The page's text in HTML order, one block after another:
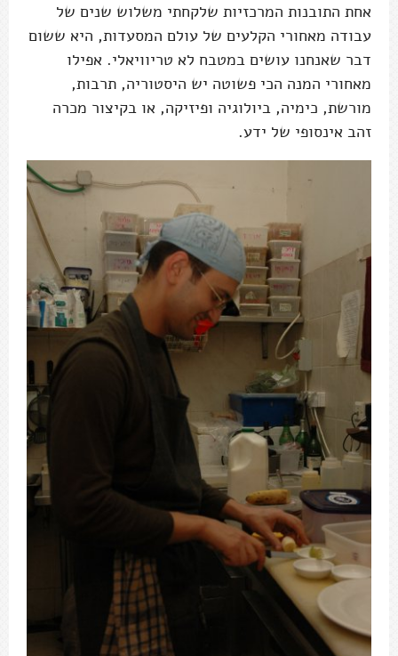
אחת התובנות המרכזיות שלקחתי משלוש שנים של
עבודה מאחורי הקלעים של עולם המסעדות, היא ששום
דבר שאנחנו עושים במטבח לא טריוויאלי. אפילו
מאחורי המנה הכי פשוטה יש היסטוריה, תרבות,
מורשת, כימיה, ביולוגיה ופיזיקה, או בקיצור מכרה
זהב אינסופי של ידע.